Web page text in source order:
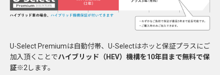
U-Select Premiumは自動付帯、U-Selectはホッと保証プラスにご
加入頂くことでハイブリッド（HEV）機構を10年目まで無料で保
証※2します。